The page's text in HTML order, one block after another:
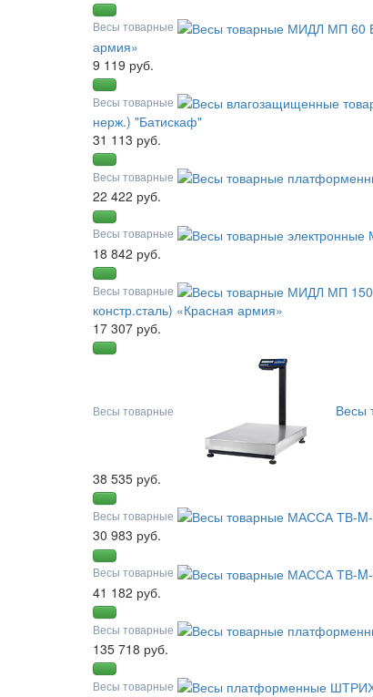
Весы товарные
армия»
9 119 руб.
Весы товарные
нерж.) "Батискаф"
31 113 руб.
Весы товарные
22 422 руб.
Весы товарные
18 842 руб.
Весы товарные
констр.сталь) «Красная армия»
17 307 руб.
Весы товарные Весы
38 535 руб.
Весы товарные
30 983 руб.
Весы товарные
41 182 руб.
Весы товарные
135 718 руб.
Весы товарные